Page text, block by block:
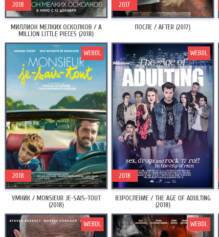
МИЛЛИОН МЕЛКИХ ОСКОЛКОВ / A
MILLION LITTLE PIECES (2018)
2018
ПОСЛЕ / AFTER (2017)
2017
УМНИК / MONSIEUR JE-SAIS-TOUT
(2018)
2018
WEBDL
ВЗРОСЛЕНИЕ / THE AGE OF ADULTING
(2018)
2018
WEBDL
WEBDL WEBDL